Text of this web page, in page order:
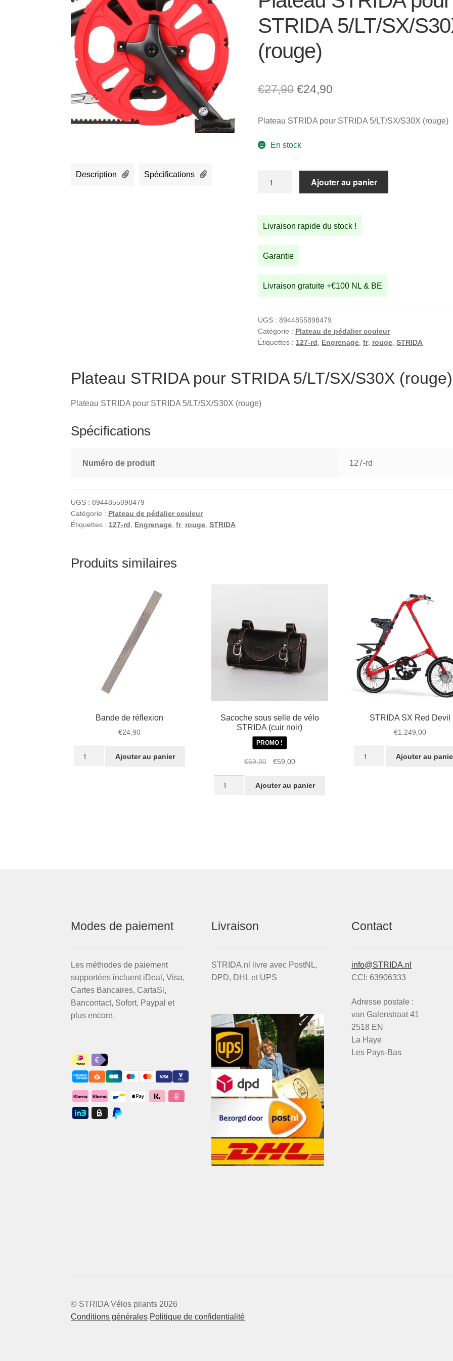
STRIDA 5/LT/SX/
(rouge)
€27,90 Le
initial
était :
€24,90
actuel
Plateau STRIDA pour STRIDA 5/LT/SX/S30X (rouge)
En stock
STRIDA
pour
5/LT/SX/S30X
(rouge)
Ajouter au panier
Livraison rapide du stock !
Garantie
Livraison gratuite +€100 NL & BE
UGS :8944855898479
Catégorie : Plateau de pédalier couleur
Étiquettes : 127-rd Engrenage ,fr, rouge ,STRIDA
Description Spécifications
Plateau STRIDA pour STRIDA 5/LT/SX/S30X (rouge)
Plateau STRIDA pour STRIDA 5/LT/SX/S30X (rouge)
Spécifications
Numéro de produit 127-rd
UGS :8944855898479
Catégorie : Plateau de pédalier couleur
Étiquettes : 127-rd Engrenage ,fr, rouge ,STRIDA
Produits similaires
Bande de réflexion
€24,90
Ajouter au panier
Sacoche sous selle de vélo
STRIDA (cuir noir)
PROMO !
€69,90
Le
initial
€59,00Le
actuel
Ajouter au panier
STRIDA SX Red Devil
€1.249,00
Ajouter au
Modes de paiement
Les méthodes de paiement
supportées incluent iDeal, Visa,
Cartes Bancaires, CartaSi,
Bancontact, Sofort, Paypal et
plus encore.
Livraison
STRIDA.nl livre avec PostNL,
DPD, DHL et UPS
Contact
info@STRIDA.nl
CCI: 63906333
Adresse postale :
van Galenstraat 41
2518 EN
La Haye
Les Pays-Bas
© STRIDA Vélos pliants 2026
Conditions générales Politique de confidentialité